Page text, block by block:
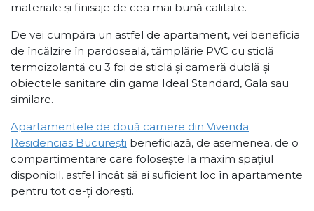
materiale și finisaje de cea mai bună calitate.
De vei cumpăra un astfel de apartament, vei beneficia
de încălzire în pardoseală, tămplărie PVC cu sticlă
termoizolantă cu 3 foi de sticlă și cameră dublă și
obiectele sanitare din gama Ideal Standard, Gala sau
similare.
Apartamentele de două camere din Vivenda
Residencias București beneficiază, de asemenea, de o
compartimentare care folosește la maxim spațiul
disponibil, astfel încât să ai suficient loc în apartamente
pentru tot ce-ți dorești.